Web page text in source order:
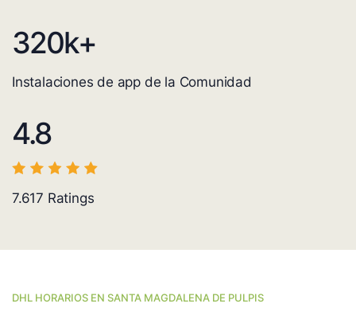
320k+
Instalaciones de app de la Comunidad
4.8
7.617 Ratings
DHL HORARIOS EN SANTA MAGDALENA DE PULPIS